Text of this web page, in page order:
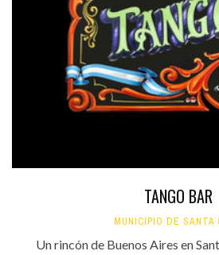
TANGO BAR
MUNICIPIO DE SANTA
Un rincón de Buenos Aires en